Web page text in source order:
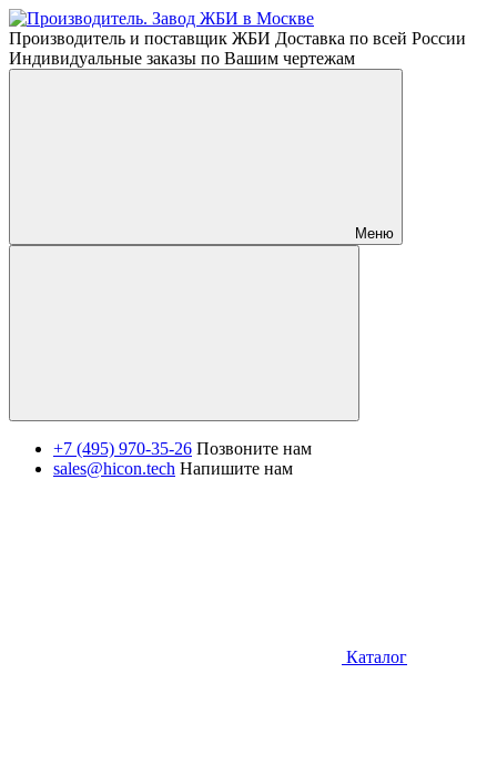
Производитель и поставщик ЖБИ Доставка по всей России
Индивидуальные заказы по Вашим чертежам
Меню
+7 (495) 970-35-26 Позвоните нам
sales@hicon.tech Напишите нам
Каталог